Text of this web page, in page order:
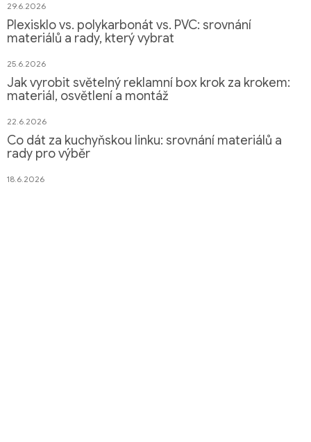
29.6.2026
Plexisklo vs. polykarbonát vs. PVC: srovnání
materiálů a rady, který vybrat
25.6.2026
Jak vyrobit světelný reklamní box krok za krokem:
materiál, osvětlení a montáž
22.6.2026
Co dát za kuchyňskou linku: srovnání materiálů a
rady pro výběr
18.6.2026